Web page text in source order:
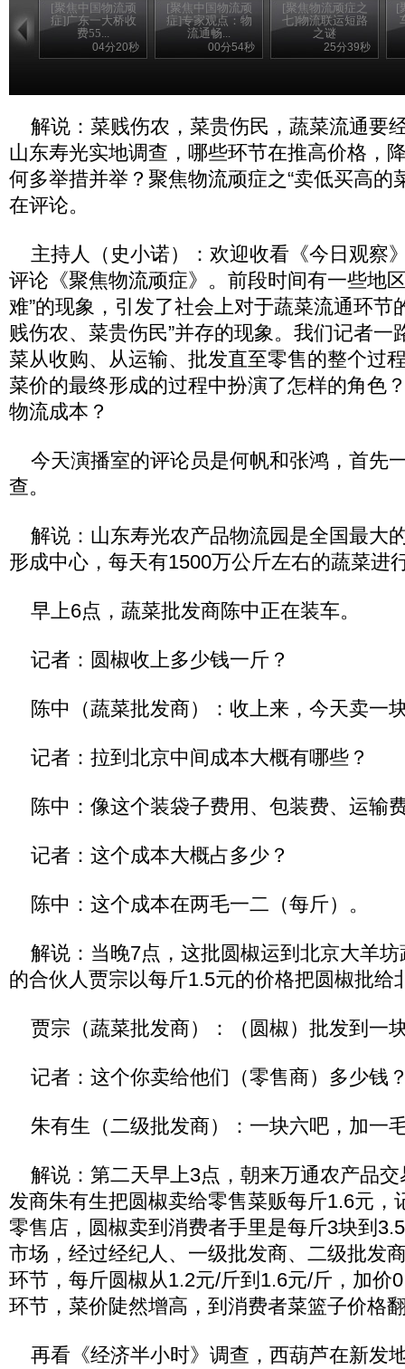
[聚焦中国物流顽
症]广东一大桥收
费55...
04分20秒
[聚焦中国物流顽
症]专家观点：物
流通畅...
00分54秒
[聚焦物流顽症之
七]物流联运短路
之谜
25分39秒
[
解说：菜贱伤农，菜贵伤民，蔬菜流通要
山东寿光实地调查，哪些环节在推高价格，
何多举措并举？聚焦物流顽症之“卖低买高的
在评论。
主持人（史小诺）：欢迎收看《今日观察
评论《聚焦物流顽症》。前段时间有一些地
难”的现象，引发了社会上对于蔬菜流通环节
贱伤农、菜贵伤民”并存的现象。我们记者一
菜从收购、从运输、批发直至零售的整个过
菜价的最终形成的过程中扮演了怎样的角色
物流成本？
今天演播室的评论员是何帆和张鸿，首先
查。
解说：山东寿光农产品物流园是全国最大
形成中心，每天有1500万公斤左右的蔬菜进
早上6点，蔬菜批发商陈中正在装车。
记者：圆椒收上多少钱一斤？
陈中（蔬菜批发商）：收上来，今天卖一
记者：拉到北京中间成本大概有哪些？
陈中：像这个装袋子费用、包装费、运输
记者：这个成本大概占多少？
陈中：这个成本在两毛一二（每斤）。
解说：当晚7点，这批圆椒运到北京大羊坊
的合伙人贾宗以每斤1.5元的价格把圆椒批给
贾宗（蔬菜批发商）：（圆椒）批发到一
记者：这个你卖给他们（零售商）多少钱
朱有生（二级批发商）：一块六吧，加一
解说：第二天早上3点，朝来万通农产品交
发商朱有生把圆椒卖给零售菜贩每斤1.6元，
零售店，圆椒卖到消费者手里是每斤3块到
市场，经过经纪人、一级批发商、二级批发
环节，每斤圆椒从1.2元/斤到1.6元/斤，加价
环节，菜价陡然增高，到消费者菜篮子价格
再看《经济半小时》调查，西葫芦在新发